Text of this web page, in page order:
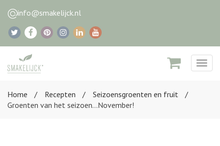
info@smakelijck.nl
Home
Recepten
Seizoensgroenten en fruit
Groenten van het seizoen...November!